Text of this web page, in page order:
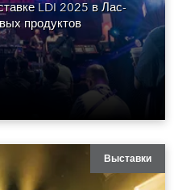
LDI 2025 в Лас-
продуктов
Выставки